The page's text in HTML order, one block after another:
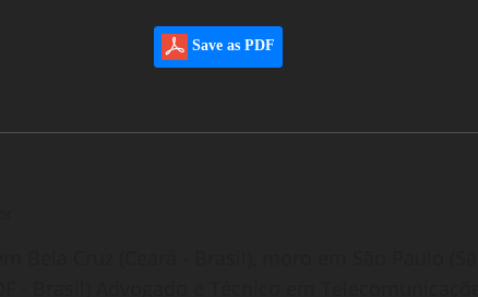
Save as PDF